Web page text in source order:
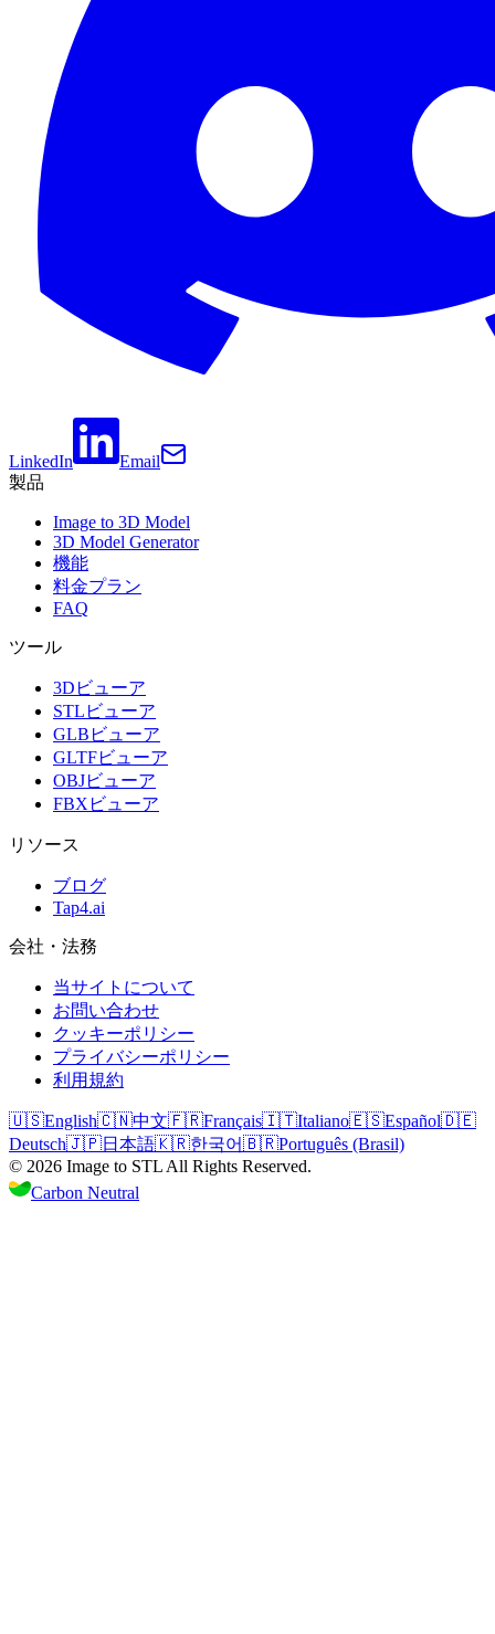
LinkedIn
Email
製品
Image to 3D Model
3D Model Generator
機能
料金プラン
FAQ
ツール
3Dビューア
STLビューア
GLBビューア
GLTFビューア
OBJビューア
FBXビューア
リソース
ブログ
Tap4.ai
会社・法務
当サイトについて
お問い合わせ
クッキーポリシー
プライバシーポリシー
利用規約
🇺🇸English🇨🇳中文🇫🇷Français🇮🇹Italiano🇪🇸Español🇩🇪
Deutsch🇯🇵日本語🇰🇷한국어🇧🇷Português (Brasil)
© 2026 Image to STL All Rights Reserved.
Carbon Neutral